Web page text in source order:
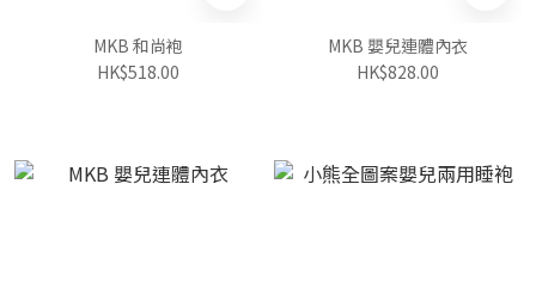
MKB 和尚袍
HK$518.00
MKB 嬰兒連體內衣
HK$828.00